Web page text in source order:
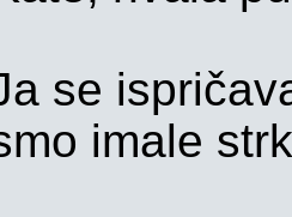
se
imale